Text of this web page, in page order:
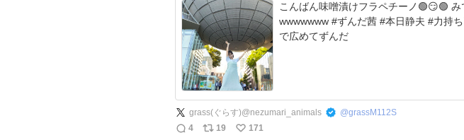
こんばん味噌漬けフラペチーノ🟢😏🟢 みで🌏
wwwwwww #ずんだ茜 #本日静夫 #力持ち引用リポスト
で広めてずんだ
grass(ぐらす)@nezumari_animals @grassM112S
4
19 171